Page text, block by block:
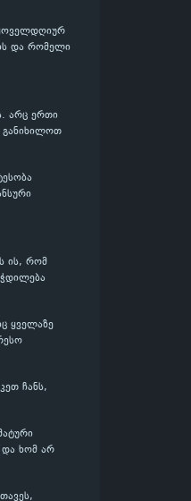
და რომელი
არც ერთი
განიხილოთ
ის, რომ
ყველაზე
ჩანს,
და ხომ არ